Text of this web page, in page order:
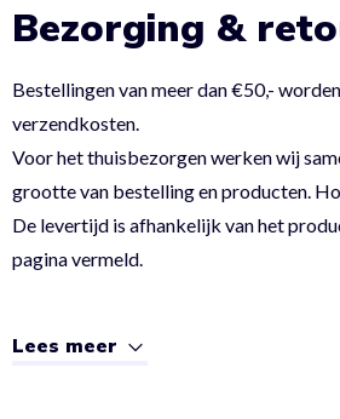
Bezorging &
Bestellingen van meer dan €50,-
verzendkosten.
Voor het thuisbezorgen werken wij
grootte van bestelling en producten.
De levertijd is afhankelijk van het
pagina vermeld.
Lees meer